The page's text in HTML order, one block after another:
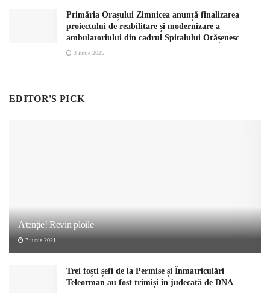
Primăria Orașului Zimnicea anunță finalizarea
proiectului de reabilitare și modernizare a
ambulatoriului din cadrul Spitalului Orășenesc
3 iunie 2025
EDITOR'S PICK
Atenție! Revin ploile
7 iunie 2021
Trei foști șefi de la Permise și Înmatriculări
Teleorman au fost trimiși în judecată de DNA